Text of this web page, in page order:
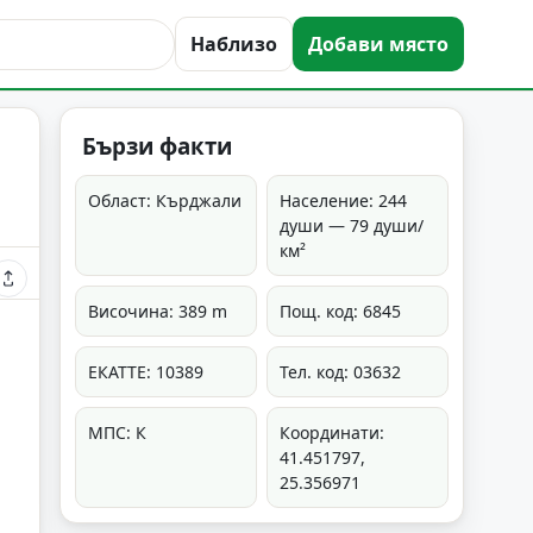
Наблизо Добави място
Бързи факти
Област: Кърджали
Население: 244
души — 79 души/
км²
Височина: 389 m Пощ. код: 6845
ЕКАТТЕ: 10389 Тел. код: 03632
МПС: К
Координати:
41.451797,
25.356971